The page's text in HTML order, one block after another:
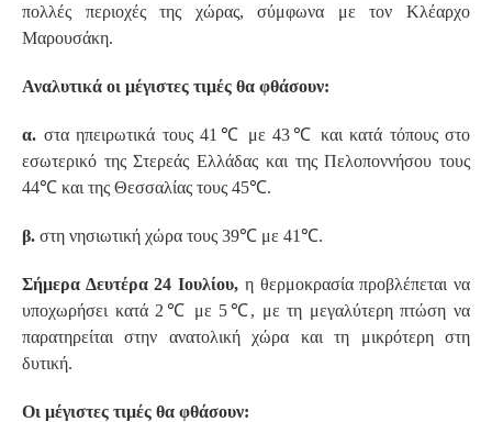
πολλές περιοχές της χώρας, σύμφωνα με τον Κλέαρχο
Μαρουσάκη.
Αναλυτικά οι μέγιστες τιμές θα φθάσουν:
α. στα ηπειρωτικά τους 41℃ με 43℃ και κατά τόπους στο
εσωτερικό της Στερεάς Ελλάδας και της Πελοποννήσου τους
44℃ και της Θεσσαλίας τους 45℃.
β. στη νησιωτική χώρα τους 39℃ με 41℃.
Σήμερα Δευτέρα 24 Ιουλίου, η θερμοκρασία προβλέπεται να
υποχωρήσει κατά 2℃ με 5℃, με τη μεγαλύτερη πτώση να
παρατηρείται στην ανατολική χώρα και τη μικρότερη στη
δυτική.
Οι μέγιστες τιμές θα φθάσουν: